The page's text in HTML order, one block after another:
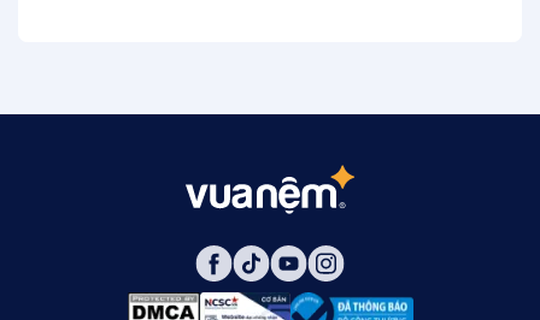
3. Tham khảo bảng giá nệm 200x200 bán
4. Kinh nghiệm khi chọn mua nệm Super King